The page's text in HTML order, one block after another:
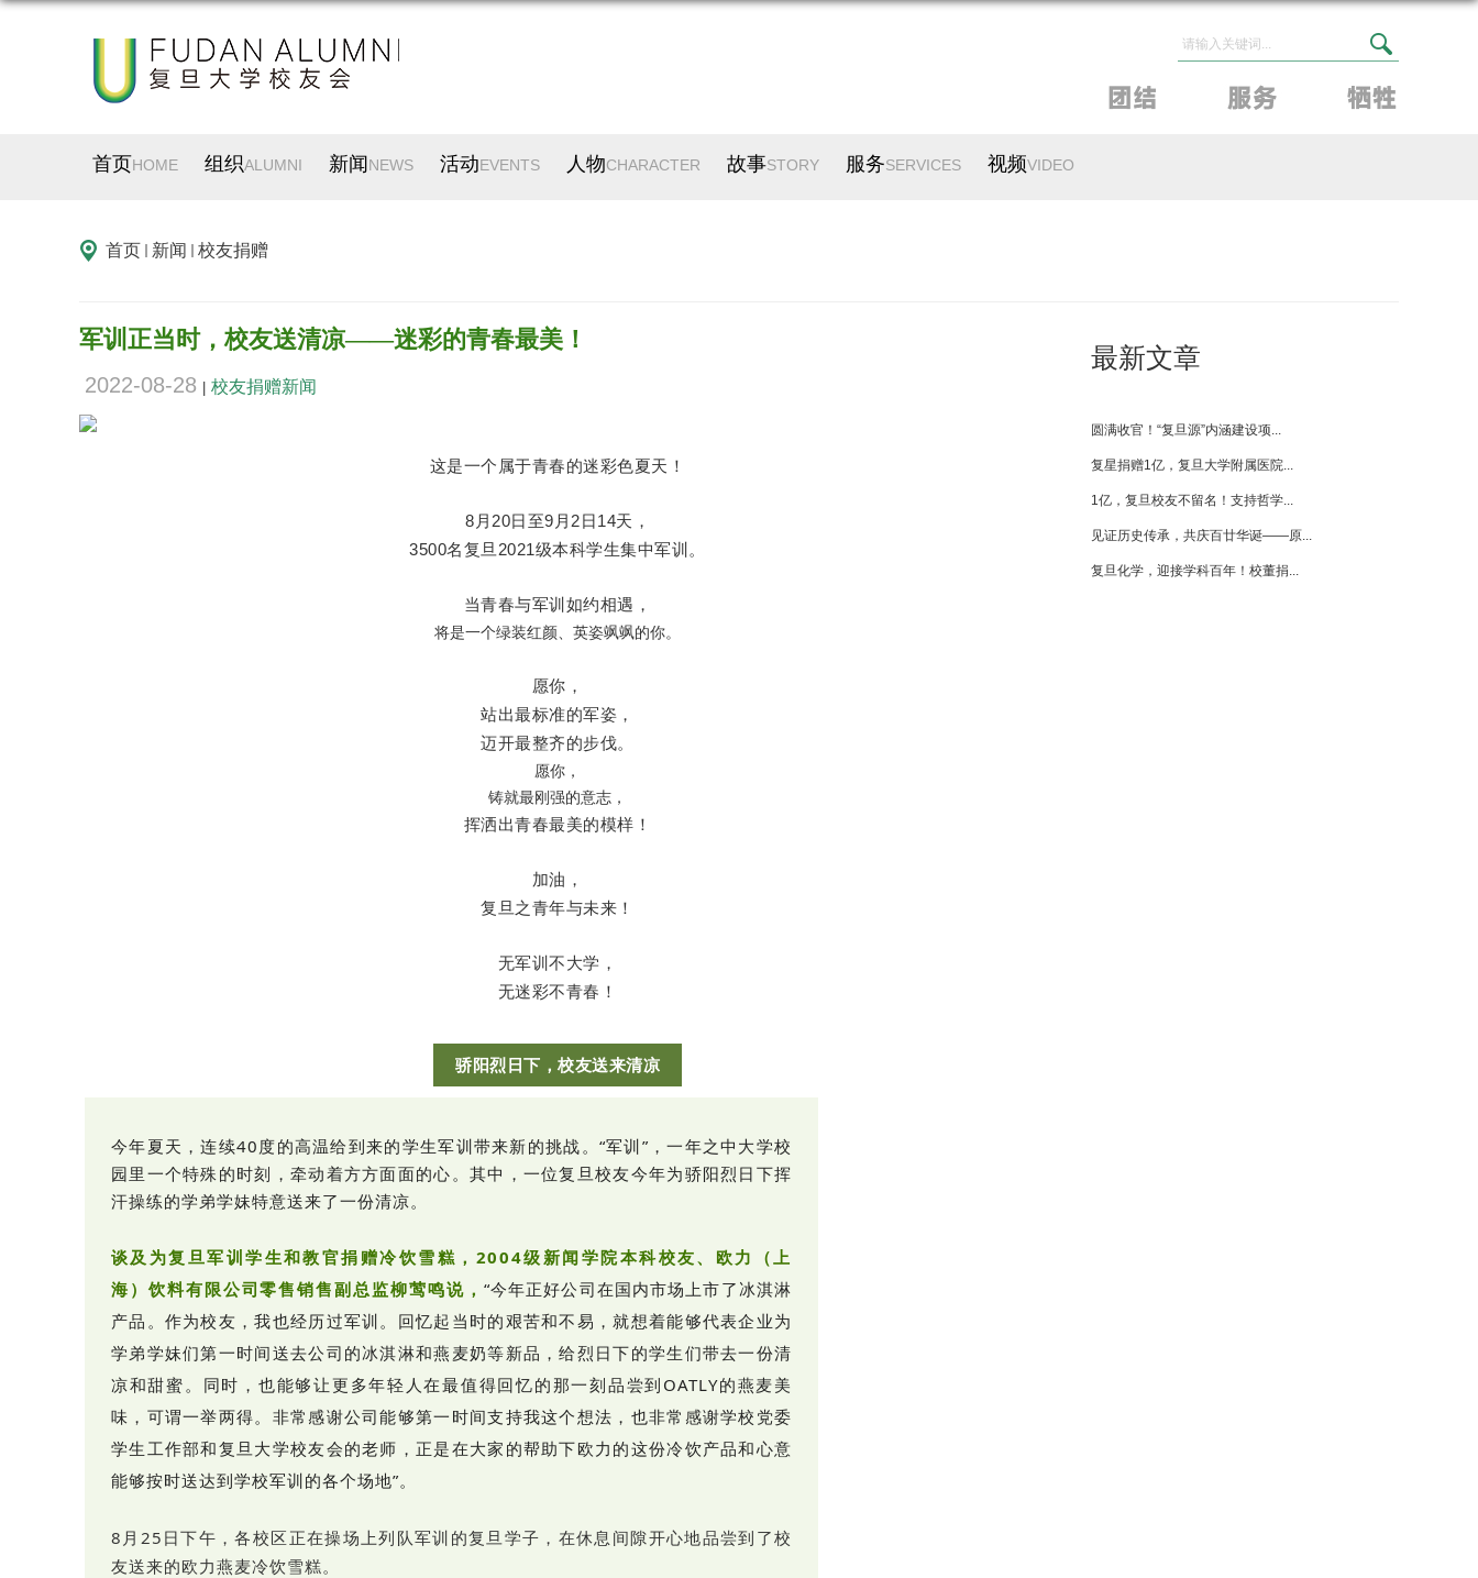
首页HOME 组织ALUMNI 新闻 NEWS 活动EVENTS 人物CHARACTER 故事STORY 服务SERVICES 视频VIDEO
首页 新闻 校友捐赠
军训正当时，校友送清凉——迷彩的青春最美！
2022-08-28 校友捐赠新闻
这是一个属于青春的迷彩色夏天！
8月20日至9月2日14天，
3500名复旦2021级本科学生集中军训。
当青春与军训如约相遇，
将是一个绿装红颜、英姿飒飒的你。
愿你，
站出最标准的军姿，
迈开最整齐的步伐。
愿你，
铸就最刚强的意志，
挥洒出青春最美的模样！
加油，
复旦之青年与未来！
无军训不大学，
无迷彩不青春！
骄阳烈日下，校友送来清凉
今年夏天，连续40度的高温给到来的学生军训带来新的挑战。 “军训”，一年之中大学校
园里一个特殊的时刻，牵动着方方面面的心。其中，一位复旦校友今年为骄阳烈日下挥
汗操练的学弟学妹特意送来了一份清凉。
谈及为复旦军训学生和教官捐赠冷饮雪糕，2004级新闻学院本科校友、欧力（上
海）饮料有限公司零售销售副总监柳莺鸣说， “今年正好公司在国内市场上市了冰淇淋
产品。作为校友，我也经历过军训。回忆起当时的艰苦和不易，就想着能够代表企业为
学弟学妹们第一时间送去公司的冰淇淋和燕麦奶等新品，给烈日下的学生们带去一份清
凉和甜蜜。同时，也能够让更多年轻人在最值得回忆的那一刻品尝到OATLY的燕麦美
味，可谓一举两得。非常感谢公司能够第一时间支持我这个想法，也非常感谢学校党委
学生工作部和复旦大学校友会的老师，正是在大家的帮助下欧力的这份冷饮产品和心意
能够按时送达到学校军训的各个场地”。
8月25日下午，各校区正在操场上列队军训的复旦学子，在休息间隙开心地品尝到了校
友送来的欧力燕麦冷饮雪糕。
最新文章